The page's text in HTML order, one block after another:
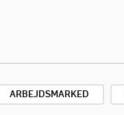
ARBEJDSMARKED